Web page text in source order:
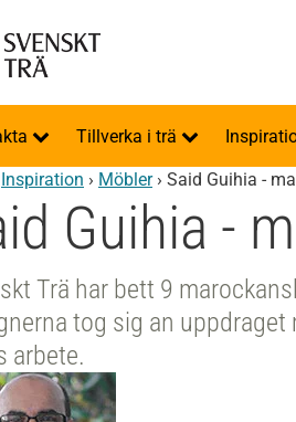
Tillverka i trä
Inspiration › Möbler› Said Guihia -
Guihia -
Trä har bett 9
tog sig an
arbete.